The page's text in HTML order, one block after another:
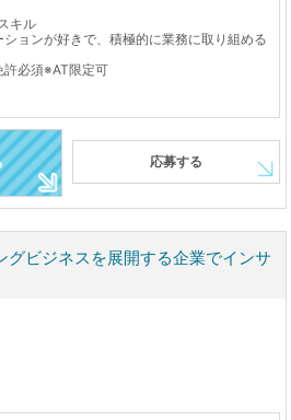
キル
ションが好きで、積極的に業務に取り組める
許必須※AT限定可
応募する
グビジネスを展開する企業でインサ